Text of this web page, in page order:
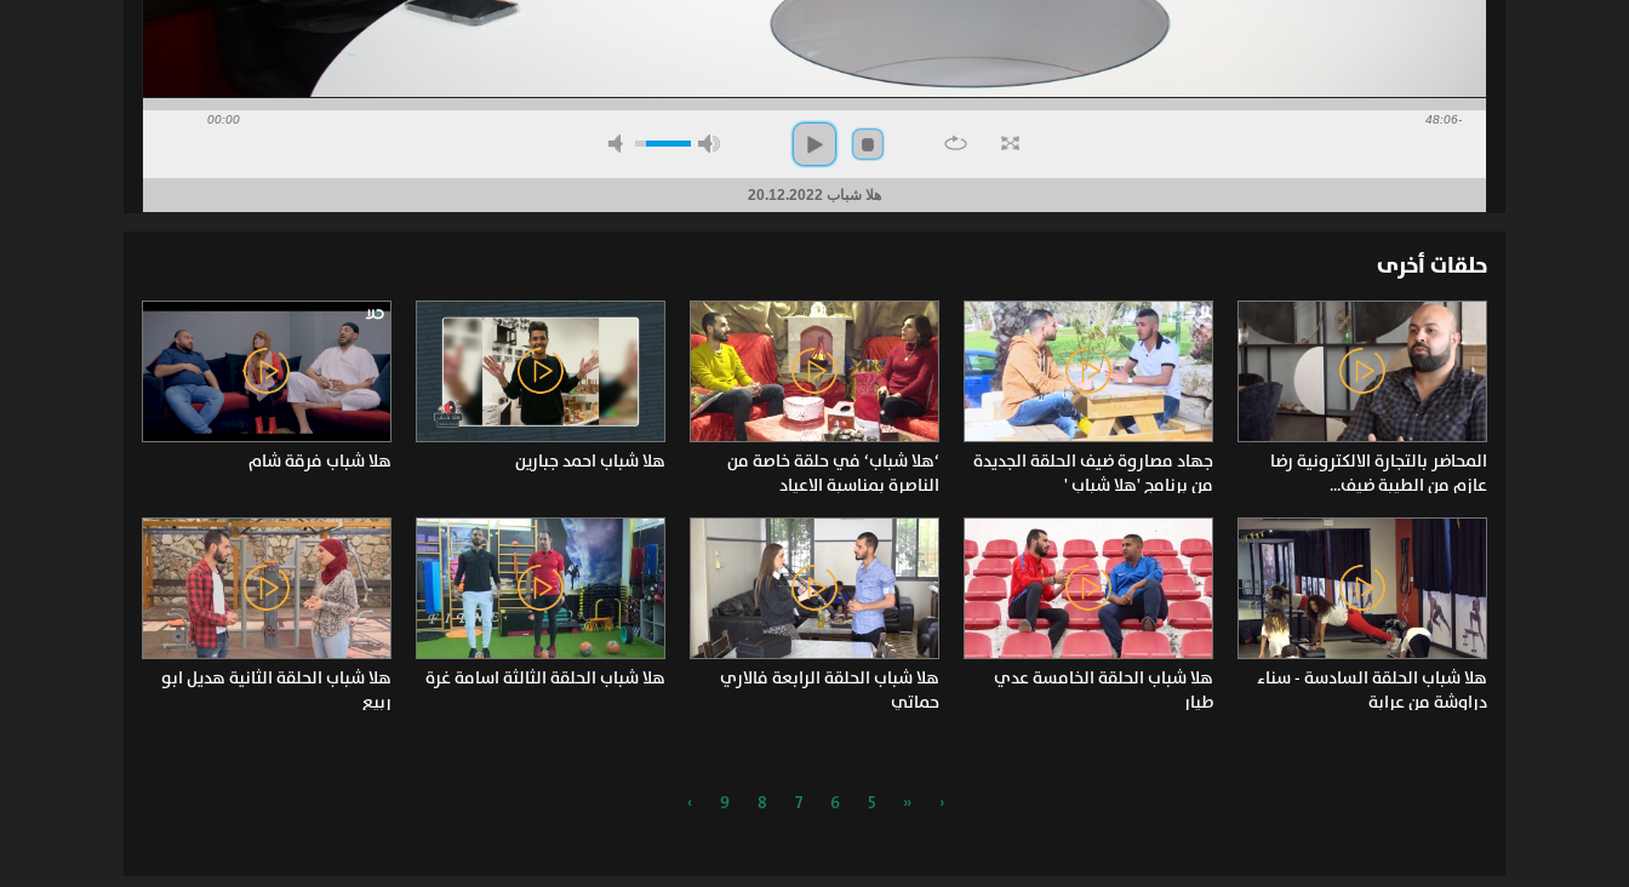
00:00 -48:06
هلا شباب 20.12.2022
حلقات أخرى
المحاضر بالتجارة الالكترونية رضا
عازم من الطيبة ضيف...
جهاد مصاروة ضيف الحلقة الجديدة
من برنامج 'هلا شباب '
‘هلا شباب‘ في حلقة خاصة من
الناصرة بمناسبة الاعياد
هلا شباب احمد جبارين هلا شباب فرقة شام
هلا شباب الحلقة السادسة - سناء
دراوشة من عرابة
هلا شباب الحلقة الخامسة عدي
طيار
هلا شباب الحلقة الرابعة فالاري
حماتي
هلا شباب الحلقة الثالثة اسامة غرة
هلا شباب الحلقة الثانية هديل ابو
ربيع
‹
«
5
6
7
8
9
›